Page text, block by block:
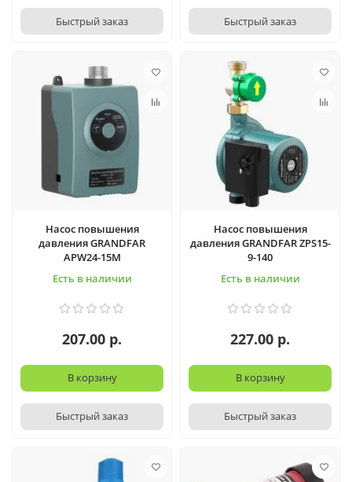
Быстрый заказ Быстрый заказ
Насос повышения
давления GRANDFAR
APW24-15M
Есть в наличии
207.00 р.
В корзину
Быстрый заказ
Насос повышения
давления GRANDFAR ZPS15-
9-140
Есть в наличии
227.00 р.
В корзину
Быстрый заказ